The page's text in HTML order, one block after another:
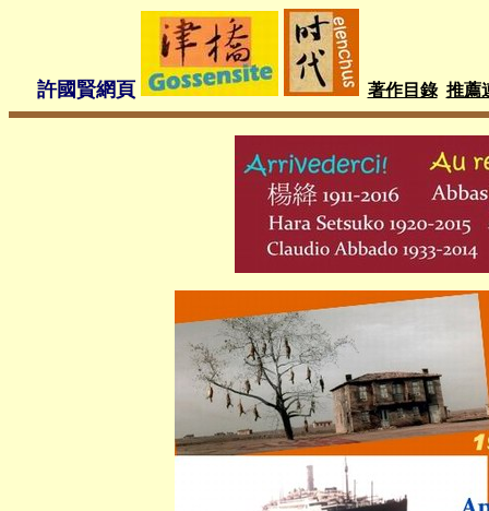
許國賢網頁 著作目錄 推薦